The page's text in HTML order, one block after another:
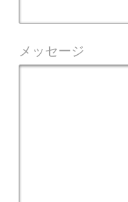
メッセージ